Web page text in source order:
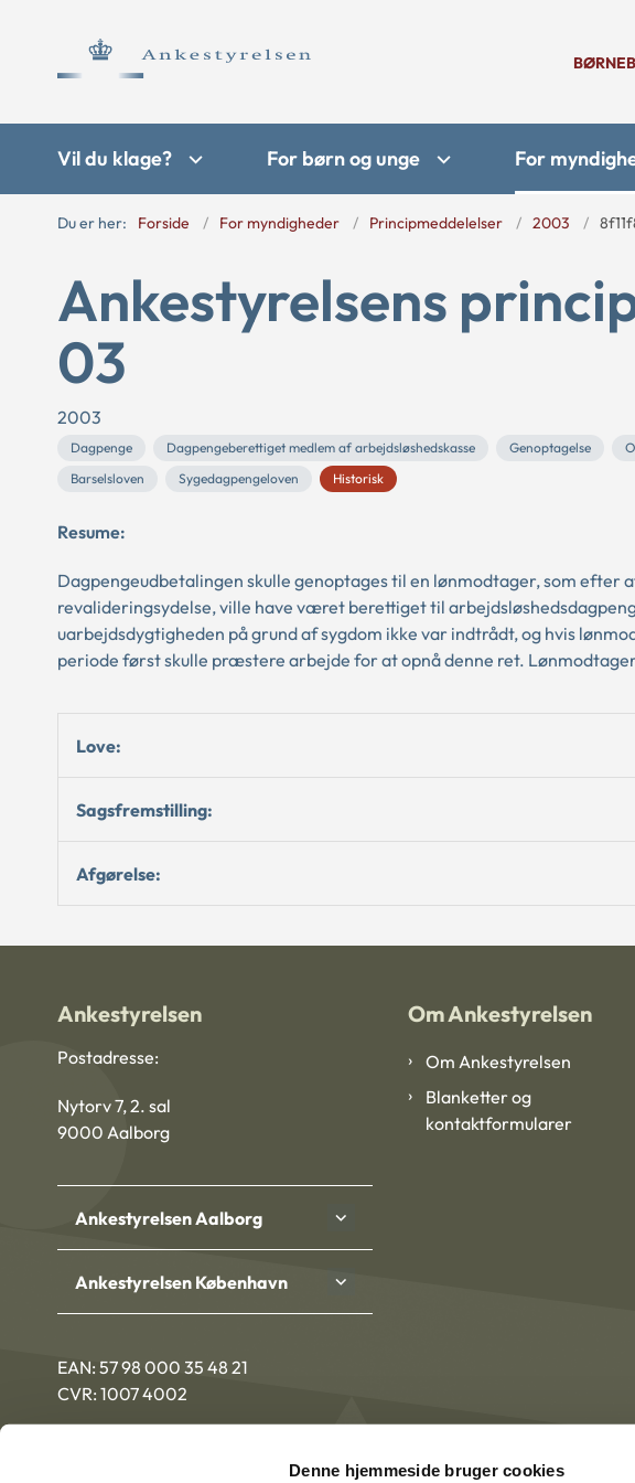
Denne hjemmeside bruger cookies
Vil du klage? For børn og unge For
Du er her: Forside For myndigheder Principmeddelelser 2003
Ankestyrelsens
03
2003
Dagpenge Dagpengeberettiget medlem af arbejdsløshedskasse Genoptagelse
Barselsloven
Sygedagpengeloven Historisk
Resume:
Dagpengeudbetalingen skulle genoptages til en lønmodtager, som efter
revalideringsydelse, ville have været berettiget til
uarbejdsdygtigheden på grund af sygdom ikke var indtrådt, og hvis
periode først skulle præstere arbejde for at opnå denne ret.
Love:
Sagsfremstilling:
Afgørelse:
Ankestyrelsen
Postadresse:
Nytorv 7, 2. sal
9000 Aalborg
Ankestyrelsen Aalborg
Ankestyrelsen København
EAN: 57 98 000 35 48 21
CVR: 1007 4002
Om Ankestyrelsen
Om Ankestyrelsen
Blanketter og
kontaktformularer